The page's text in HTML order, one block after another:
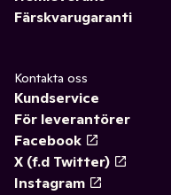
Färskvarugaranti
Kontakta oss
Kundservice
För leverantörer
Facebook
X (f.d Twitter)
Instagram